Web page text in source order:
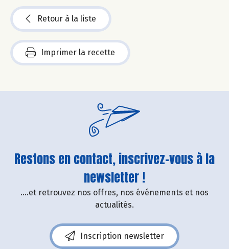
Retour à la liste
Imprimer la recette
Restons en contact, inscrivez-vous à la
newsletter !
....et retrouvez nos offres, nos événements et nos
actualités.
Inscription newsletter